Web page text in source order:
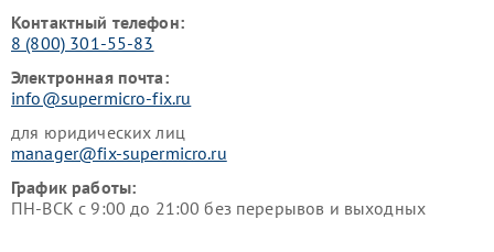
Контактный телефон:
8 (800) 301-55-83
Электронная почта:
info@supermicro-fix.ru
для юридических лиц
manager@fix-supermicro.ru
График работы:
ПН-ВСК с 9:00 до 21:00 без перерывов и выходных